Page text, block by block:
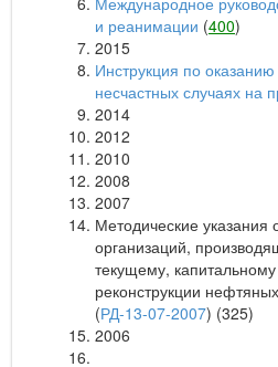
и реанимации (400)
2015
Инструкция по
несчастных случаях на
2014
2012
2010
2008
2007
Методические указания
организаций,
текущему,
реконструкции
(РД-13-07-2007) (325)
2006